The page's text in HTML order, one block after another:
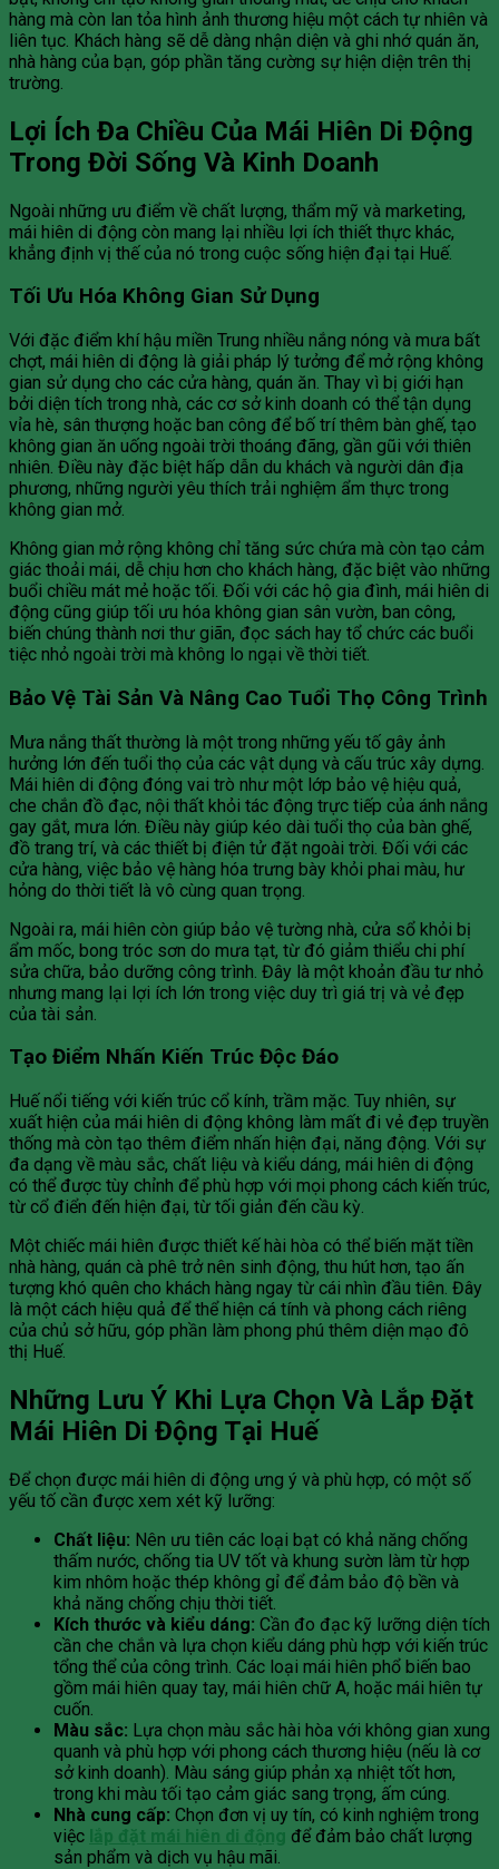
hàng mà còn lan tỏa hình ảnh thương hiệu một cách tự nhiên và
liên tục. Khách hàng sẽ dễ dàng nhận diện và ghi nhớ quán ăn,
nhà hàng của bạn, góp phần tăng cường sự hiện diện trên thị
trường.
Lợi Ích Đa Chiều Của Mái Hiên Di Động
Trong Đời Sống Và Kinh Doanh
Ngoài những ưu điểm về chất lượng, thẩm mỹ và marketing,
mái hiên di động còn mang lại nhiều lợi ích thiết thực khác,
khẳng định vị thế của nó trong cuộc sống hiện đại tại Huế.
Tối Ưu Hóa Không Gian Sử Dụng
Với đặc điểm khí hậu miền Trung nhiều nắng nóng và mưa bất
chợt, mái hiên di động là giải pháp lý tưởng để mở rộng không
gian sử dụng cho các cửa hàng, quán ăn. Thay vì bị giới hạn
bởi diện tích trong nhà, các cơ sở kinh doanh có thể tận dụng
vỉa hè, sân thượng hoặc ban công để bố trí thêm bàn ghế, tạo
không gian ăn uống ngoài trời thoáng đãng, gần gũi với thiên
nhiên. Điều này đặc biệt hấp dẫn du khách và người dân địa
phương, những người yêu thích trải nghiệm ẩm thực trong
không gian mở.
Không gian mở rộng không chỉ tăng sức chứa mà còn tạo cảm
giác thoải mái, dễ chịu hơn cho khách hàng, đặc biệt vào những
buổi chiều mát mẻ hoặc tối. Đối với các hộ gia đình, mái hiên di
động cũng giúp tối ưu hóa không gian sân vườn, ban công,
biến chúng thành nơi thư giãn, đọc sách hay tổ chức các buổi
tiệc nhỏ ngoài trời mà không lo ngại về thời tiết.
Bảo Vệ Tài Sản Và Nâng Cao Tuổi Thọ Công Trình
Mưa nắng thất thường là một trong những yếu tố gây ảnh
hưởng lớn đến tuổi thọ của các vật dụng và cấu trúc xây dựng.
Mái hiên di động đóng vai trò như một lớp bảo vệ hiệu quả,
che chắn đồ đạc, nội thất khỏi tác động trực tiếp của ánh nắng
gay gắt, mưa lớn. Điều này giúp kéo dài tuổi thọ của bàn ghế,
đồ trang trí, và các thiết bị điện tử đặt ngoài trời. Đối với các
cửa hàng, việc bảo vệ hàng hóa trưng bày khỏi phai màu, hư
hỏng do thời tiết là vô cùng quan trọng.
Ngoài ra, mái hiên còn giúp bảo vệ tường nhà, cửa sổ khỏi bị
ẩm mốc, bong tróc sơn do mưa tạt, từ đó giảm thiểu chi phí
sửa chữa, bảo dưỡng công trình. Đây là một khoản đầu tư nhỏ
nhưng mang lại lợi ích lớn trong việc duy trì giá trị và vẻ đẹp
của tài sản.
Tạo Điểm Nhấn Kiến Trúc Độc Đáo
Huế nổi tiếng với kiến trúc cổ kính, trầm mặc. Tuy nhiên, sự
xuất hiện của mái hiên di động không làm mất đi vẻ đẹp truyền
thống mà còn tạo thêm điểm nhấn hiện đại, năng động. Với sự
đa dạng về màu sắc, chất liệu và kiểu dáng, mái hiên di động
có thể được tùy chỉnh để phù hợp với mọi phong cách kiến trúc,
từ cổ điển đến hiện đại, từ tối giản đến cầu kỳ.
Một chiếc mái hiên được thiết kế hài hòa có thể biến mặt tiền
nhà hàng, quán cà phê trở nên sinh động, thu hút hơn, tạo ấn
tượng khó quên cho khách hàng ngay từ cái nhìn đầu tiên. Đây
là một cách hiệu quả để thể hiện cá tính và phong cách riêng
của chủ sở hữu, góp phần làm phong phú thêm diện mạo đô
thị Huế.
Những Lưu Ý Khi Lựa Chọn Và Lắp Đặt
Mái Hiên Di Động Tại Huế
Để chọn được mái hiên di động ưng ý và phù hợp, có một số
yếu tố cần được xem xét kỹ lưỡng:
Chất liệu: Nên ưu tiên các loại bạt có khả năng chống
thấm nước, chống tia UV tốt và khung sườn làm từ hợp
kim nhôm hoặc thép không gỉ để đảm bảo độ bền và
khả năng chống chịu thời tiết.
Kích thước và kiểu dáng: Cần đo đạc kỹ lưỡng diện tích
cần che chắn và lựa chọn kiểu dáng phù hợp với kiến trúc
tổng thể của công trình. Các loại mái hiên phổ biến bao
gồm mái hiên quay tay, mái hiên chữ A, hoặc mái hiên tự
cuốn.
Màu sắc: Lựa chọn màu sắc hài hòa với không gian xung
quanh và phù hợp với phong cách thương hiệu (nếu là cơ
sở kinh doanh). Màu sáng giúp phản xạ nhiệt tốt hơn,
trong khi màu tối tạo cảm giác sang trọng, ấm cúng.
Nhà cung cấp: Chọn đơn vị uy tín, có kinh nghiệm trong
việc lắp đặt mái hiên di động để đảm bảo chất lượng
sản phẩm và dịch vụ hậu mãi.